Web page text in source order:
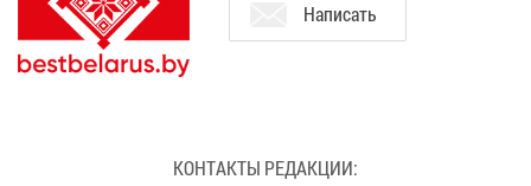
На­пи­сать
КОН­ТАК­ТЫ РЕ­ДАК­ЦИИ: